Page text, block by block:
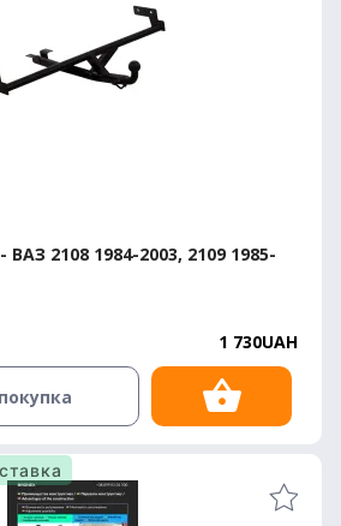
2108 1984-2003, 2109 1985-
1 730UAH